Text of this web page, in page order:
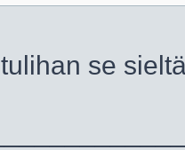
tulihan se